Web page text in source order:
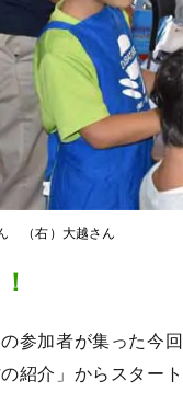
（右）大越さん
参加者が集った今回
紹介」からスタート